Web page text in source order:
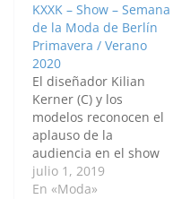
KXXK – Show – Semana
de la Moda de Berlín
Primavera / Verano
2020
El diseñador Kilian
Kerner (C) y los
modelos reconocen el
aplauso de la
audiencia en el show
KXXK durante la
Semana de la Moda de
julio 1, 2019
En «Moda»